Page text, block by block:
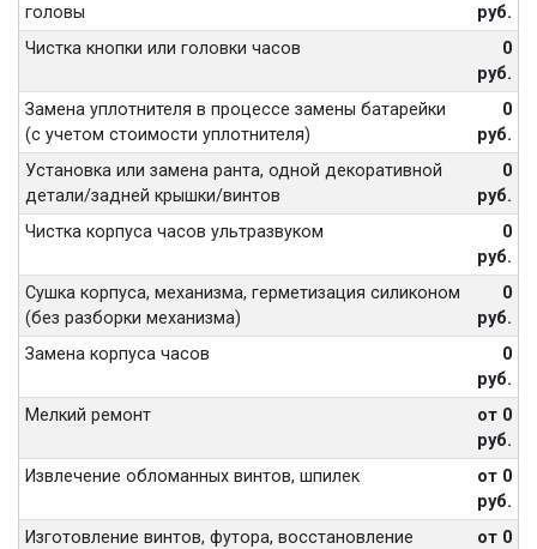
головы
руб.
Чистка кнопки или головки часов
0
руб.
Замена уплотнителя в процессе замены батарейки
(с учетом стоимости уплотнителя)
0
руб.
Установка или замена ранта, одной декоративной
детали/задней крышки/винтов
0
руб.
Чистка корпуса часов ультразвуком
0
руб.
Сушка корпуса, механизма, герметизация силиконом
(без разборки механизма)
0
руб.
Замена корпуса часов
0
руб.
Мелкий ремонт
от 0
руб.
Извлечение обломанных винтов, шпилек
от 0
руб.
Изготовление винтов, футора, восстановление
от 0